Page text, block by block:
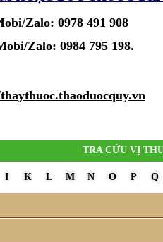
Zalo: 0978 491 908
Zalo: 0984 795 198.
TRA CỨU VỊ
I K L M N O P Q